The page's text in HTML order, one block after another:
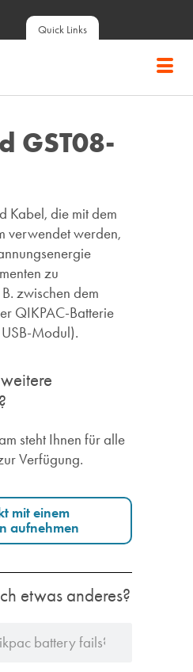
Quick Links
GST08-
Kabel, die mit dem
verwendet werden,
zu
zwischen dem
QIKPAC-Batterie
Modul).
steht Ihnen für alle
Verfügung.
mit einem
aufnehmen
etwas anderes?